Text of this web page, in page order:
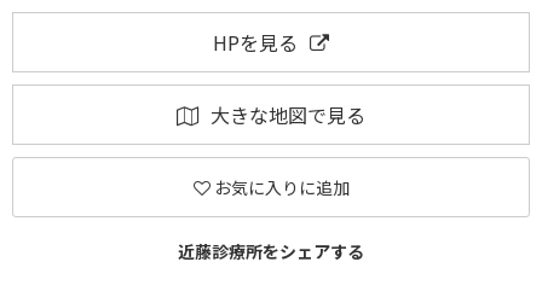
HPを見る
大きな地図で見る
お気に入りに追加
近藤診療所をシェアする